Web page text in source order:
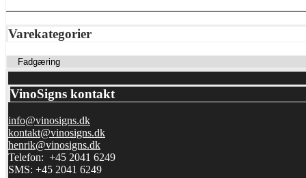
Varekategorier
VinoSigns kontakt
info@vinosigns.dk
kontakt@vinosigns.dk
henrik@vinosigns.dk
Telefon: +45 2041 6249
SMS: +45 2041 6249